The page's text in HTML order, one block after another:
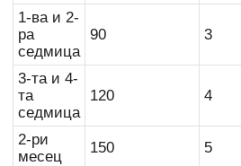
1-ва и 2-
ра
седмица
90 3
3-та и 4-
та
седмица
120 4
2-ри
месец
150 5